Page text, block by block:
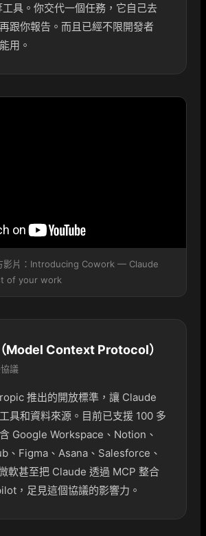
具。你交代一個任務，它自己去
跟你報告。而且已經不限開發者
用。
片：Introducing Cowork — Claude
of your work
Model Context Protocol）
議
推出的開放標準，讓 Claude
具和資料來源。目前已支援 100 多
Google Workspace、Notion、
、Figma、Asana、Salesforce、
軟甚至把 Claude 透過 MCP 整合
，足見這個協議的影響力。